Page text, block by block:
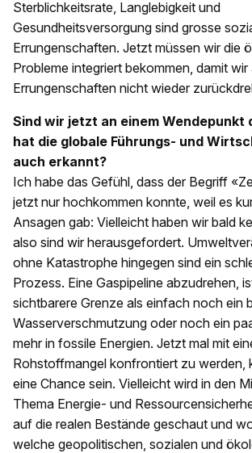
Sterblichkeitsrate, Langlebigkeit und
Gesundheitsversorgung sind grosse
Errungenschaften. Jetzt müssen wir die
Probleme integriert bekommen, damit wir
Errungenschaften nicht wieder
Sind wir jetzt an einem Wendepunkt
hat die globale Führungs- und
auch erkannt?
Ich habe das Gefühl, dass der Begriff
jetzt nur hochkommen konnte, weil es
Ansagen gab: Vielleicht haben wir bald
also sind wir herausgefordert.
ohne Katastrophe hingegen sind ein
Prozess. Eine Gaspipeline abzudrehen,
sichtbarere Grenze als einfach noch ein
Wasserverschmutzung oder noch ein
mehr in fossile Energien. Jetzt mal mit
Rohstoffmangel konfrontiert zu werden,
eine Chance sein. Vielleicht wird in den
Thema Energie- und
auf die realen Bestände geschaut und
welche geopolitischen, sozialen und